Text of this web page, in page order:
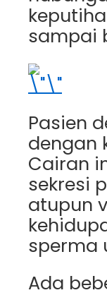
sampai
Pasien
dengan
Cairan
sekresi
atupun
sperma
Ada